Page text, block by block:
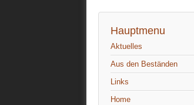
Hauptmenu
Aktuelles
Aus den Beständen
Links
Home